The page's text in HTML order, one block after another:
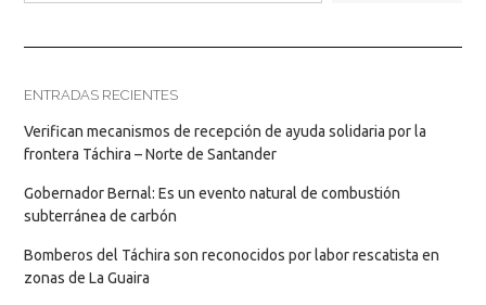
ENTRADAS RECIENTES
Verifican mecanismos de recepción de ayuda solidaria por la
frontera Táchira – Norte de Santander
Gobernador Bernal: Es un evento natural de combustión
subterránea de carbón
Bomberos del Táchira son reconocidos por labor rescatista en
zonas de La Guaira